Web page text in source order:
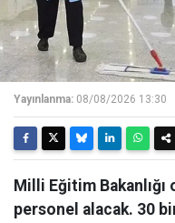
Yayınlanma: 08/08/2026 13:30
Milli Eğitim
personel alacak. 30